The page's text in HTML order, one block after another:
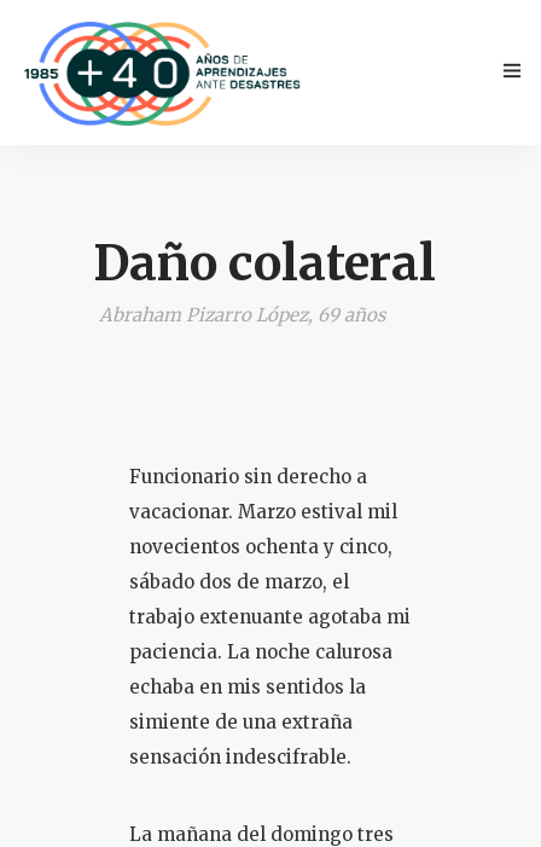
NOVEDADES
Daño colateral
Abraham Pizarro López, 69 años
Funcionario sin derecho a
vacacionar. Marzo estival mil
novecientos ochenta y cinco,
sábado dos de marzo, el
trabajo extenuante agotaba mi
paciencia. La noche calurosa
echaba en mis sentidos la
simiente de una extraña
sensación indescifrable.
La mañana del domingo tres